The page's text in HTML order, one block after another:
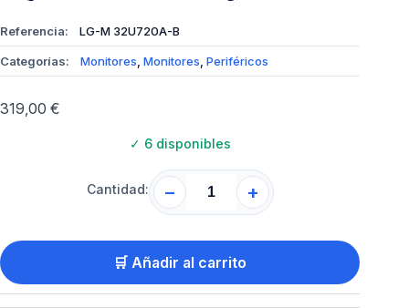
Referencia: LG-M 32U720A-B
Categorías: Monitores, Monitores, Periféricos
319,00 €
✓ 6 disponibles
Cantidad: − +
🛒 Añadir al carrito